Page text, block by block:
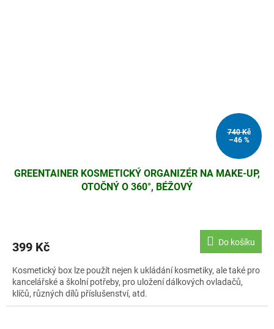
740 Kč
–46 %
GREENTAINER KOSMETICKÝ ORGANIZÉR NA MAKE-UP,
OTOČNÝ O 360°, BÉŽOVÝ
399 Kč Do košíku
Kosmetický box lze použít nejen k ukládání kosmetiky, ale také pro
kancelářské a školní potřeby, pro uložení dálkových ovladačů,
klíčů, různých dílů příslušenství, atd.